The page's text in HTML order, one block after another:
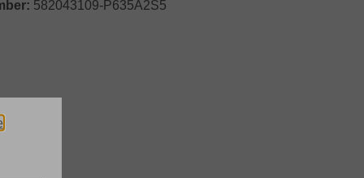
582043109-P635A2S5